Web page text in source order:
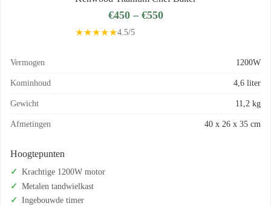
€450 – €550
★★★★★4.5/5
Vermogen 1200W
Kominhoud 4,6 liter
Gewicht 11,2 kg
Afmetingen 40 x 26 x 35 cm
Hoogtepunten
Krachtige 1200W motor
Metalen tandwielkast
Ingebouwde timer